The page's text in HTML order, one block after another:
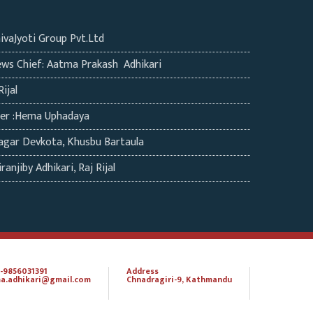
Group Pvt.Ltd
Chief: Aatma Prakash Adhikari
:Hema Uphadaya
Devkota, Khusbu Bartaula
Adhikari, Raj Rijal
Address
Chnadragiri-9, Kathmandu